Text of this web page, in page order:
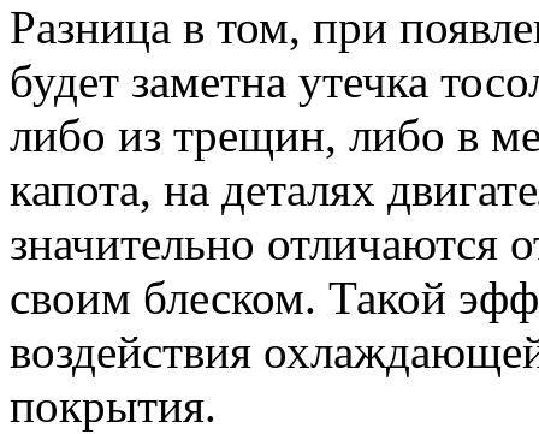
Разница в том, при
будет заметна утечка
либо из трещин, либо в
капота, на деталях
значительно отличаются
своим блеском. Такой
воздействия
покрытия.